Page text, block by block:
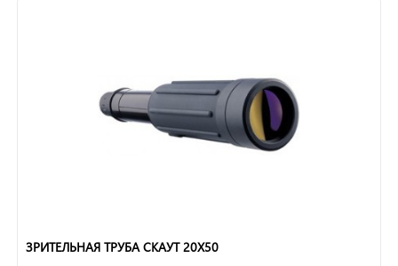
ЗРИТЕЛЬНАЯ ТРУБА СКАУТ 20Х50